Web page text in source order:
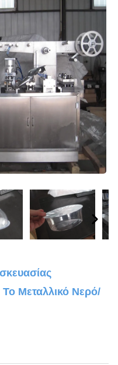
Μεταλλικό Νερό/